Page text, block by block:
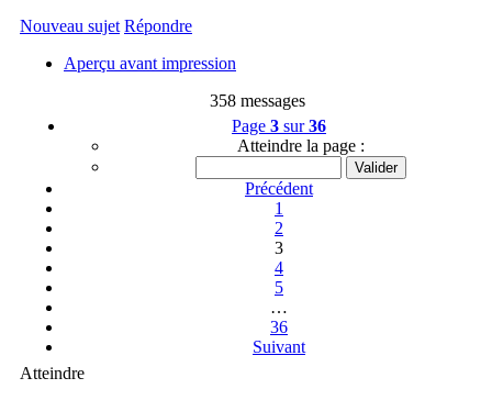
Nouveau sujet Répondre
Aperçu avant impression
358 messages
Page 3 sur36
Atteindre la page :
Précédent
1
2
3
4
5
…
36
Suivant
Atteindre